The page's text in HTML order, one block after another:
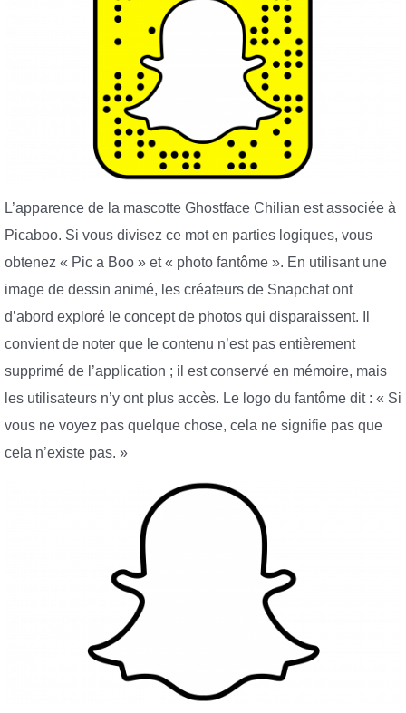
L’apparence de la mascotte Ghostface Chilian est associée à
Picaboo. Si vous divisez ce mot en parties logiques, vous
obtenez « Pic a Boo » et « photo fantôme ». En utilisant une
image de dessin animé, les créateurs de Snapchat ont
d’abord exploré le concept de photos qui disparaissent. Il
convient de noter que le contenu n’est pas entièrement
supprimé de l’application ; il est conservé en mémoire, mais
les utilisateurs n’y ont plus accès. Le logo du fantôme dit : « Si
vous ne voyez pas quelque chose, cela ne signifie pas que
cela n’existe pas. »